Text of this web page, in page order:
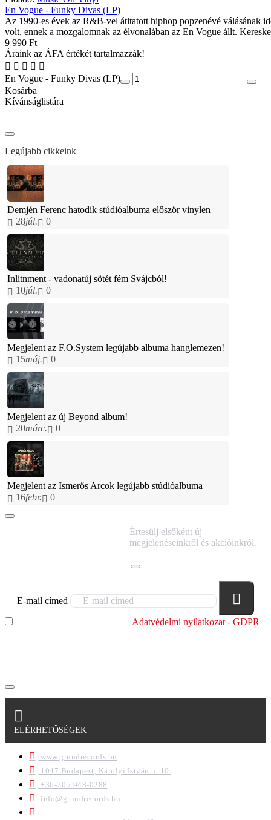
En Vogue - Funky Divas (LP)
Az 1990-es évek az R&B-vel átitatott hiphop popzenévé válásának
volt, ennek a mozgalomnak az élvonalában az En Vogue állt.
9 990 Ft
Áraink az ÁFA értékét tartalmazzák!
En Vogue - Funky Divas (LP)
Kosárba
Kívánságlistára
Legújabb cikkeink
Demjén Ferenc hatodik stúdióalbuma először vinylen
28júl. 0
Inlitnment - vadonatúj sötét fém Svájcból!
10júl. 0
Megjelent az F.O.System legújabb albuma hanglemezen!
15máj. 0
Megjelent az új Beyond album!
20márc. 0
Megjelent az Ismerős Arcok legújabb stúdióalbuma
16febr. 0
Értesülj elsőként új
megjelenéseinkről és akcióinkról.
E-mail címed
Adatvédelmi nyilatkozat - GDPR
ELÉRHETŐSÉGEK
www.grundrecords.hu
1047 Budapest, Károlyi István u. 10.
+36-70 / 948-0288
info@grundrecords.hu